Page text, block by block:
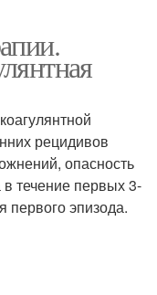
рецидивов
опасность
течение первых 3-
первого эпизода.